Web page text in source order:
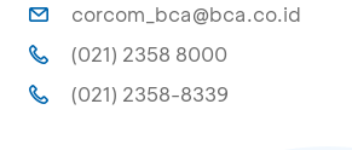
corcom_bca@bca.co.id
(021) 2358 8000
(021) 2358-8339